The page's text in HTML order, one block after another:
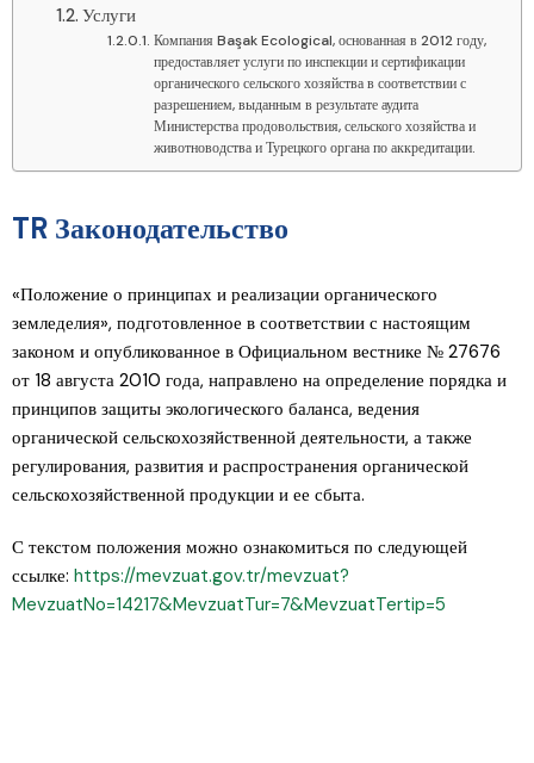
Услуги
Компания Başak Ecological, основанная в 2012 году,
предоставляет услуги по инспекции и сертификации
органического сельского хозяйства в соответствии с
разрешением, выданным в результате аудита
Министерства продовольствия, сельского хозяйства и
животноводства и Турецкого органа по аккредитации.
TR Законодательство
«Положение о принципах и реализации органического
земледелия», подготовленное в соответствии с настоящим
законом и опубликованное в Официальном вестнике № 27676
от 18 августа 2010 года, направлено на определение порядка и
принципов защиты экологического баланса, ведения
органической сельскохозяйственной деятельности, а также
регулирования, развития и распространения органической
сельскохозяйственной продукции и ее сбыта.
С текстом положения можно ознакомиться по следующей
ссылке: https://mevzuat.gov.tr/mevzuat?
MevzuatNo=14217&MevzuatTur=7&MevzuatTertip=5